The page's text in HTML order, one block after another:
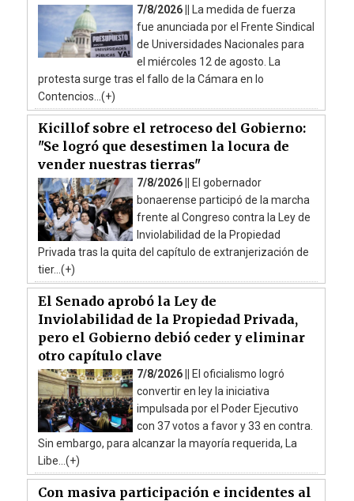
7/8/2026 ||
La medida de fuerza
fue anunciada por el Frente Sindical
de Universidades Nacionales para
el miércoles 12 de agosto. La
protesta surge tras el fallo de la Cámara en lo
Contencios...(+)
Kicillof sobre el retroceso del Gobierno:
"Se logró que desestimen la locura de
vender nuestras tierras"
7/8/2026 ||
El gobernador
bonaerense participó de la marcha
frente al Congreso contra la Ley de
Inviolabilidad de la Propiedad
Privada tras la quita del capítulo de extranjerización de
tier...(+)
El Senado aprobó la Ley de
Inviolabilidad de la Propiedad Privada,
pero el Gobierno debió ceder y eliminar
otro capítulo clave
7/8/2026 ||
El oficialismo logró
convertir en ley la iniciativa
impulsada por el Poder Ejecutivo
con 37 votos a favor y 33 en contra.
Sin embargo, para alcanzar la mayoría requerida, La
Libe...(+)
Con masiva participación e incidentes al